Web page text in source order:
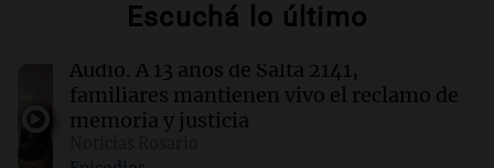
defensores de la prensa
11:06 Sociedad
Principio de incendio en el colegio
Misericordia de Rosario: el fuego fue
Escuchá lo último
Audio. A 13 años de Salta 2141,
familiares mantienen vivo el reclamo de
memoria y justicia